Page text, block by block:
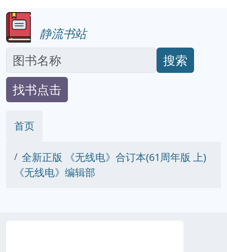
静流书站
搜索
找书点击
首页
全新正版 《无线电》合订本(61周年版 上)
《无线电》编辑部